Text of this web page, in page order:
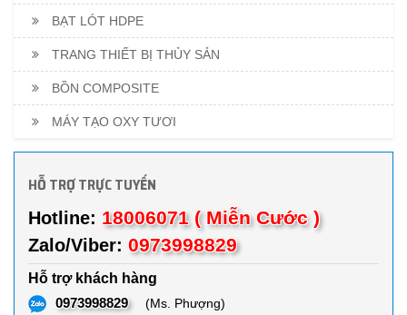
BẠT LÓT HDPE
TRANG THIẾT BỊ THỦY SẢN
BỒN COMPOSITE
MÁY TẠO OXY TƯƠI
HỖ TRỢ TRỰC TUYẾN
Hotline: 18006071 ( Miễn Cước )
Zalo/Viber: 0973998829
Hỗ trợ khách hàng
0973998829
(Ms. Phượng)